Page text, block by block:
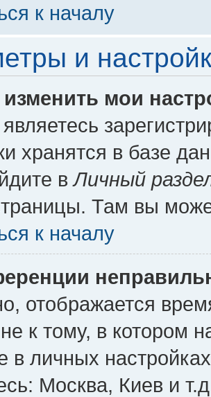
к началу
и
мои
хранятся в базе
вЛичный
Там вы
к началу
отображается
к тому, в котором
в личных
Москва, Киев и